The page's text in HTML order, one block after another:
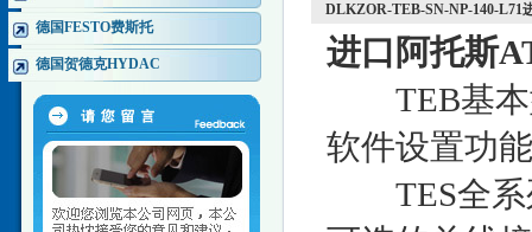
德国FESTO费斯托
德国贺德克HYDAC
DLKZOR-TEB-SN-NP-140-L71
进口阿托斯
TEB基本
软件设置功
TES全系